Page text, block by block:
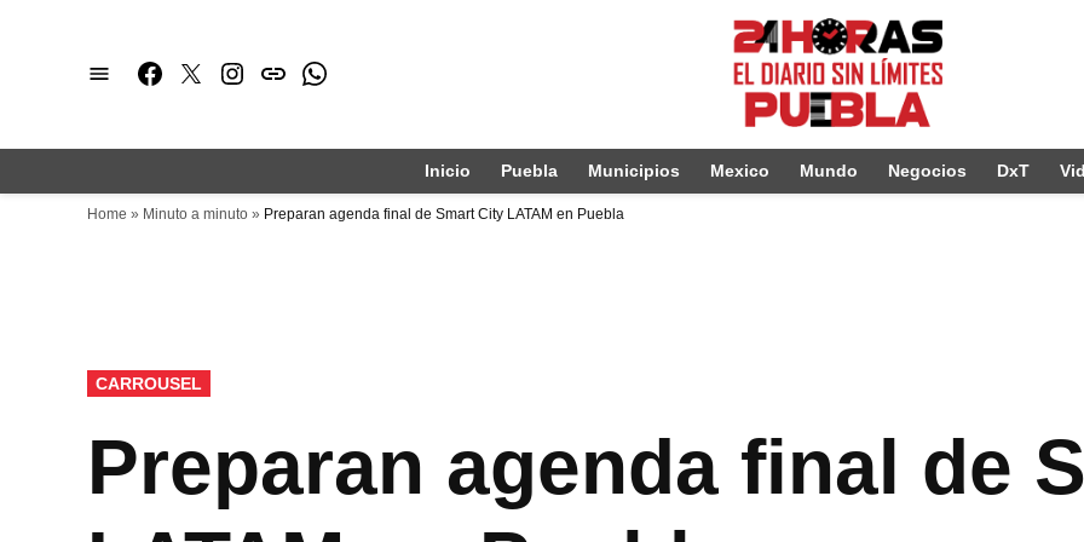
Facebook
TwitterInstagram
issuuWhatsapp
Inicio Puebla Municipios Mexico Mundo Negocios DxT
Home » Minuto a minuto » Preparan agenda final de Smart City LATAM en Puebla
PUBLICADO
EN
CARROUSEL
Preparan agenda final de